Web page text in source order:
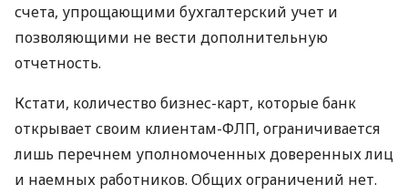
счета, упрощающими бухгалтерский учет и
позволяющими не вести дополнительную
отчетность.
Кстати, количество бизнес-карт, которые банк
открывает своим клиентам-ФЛП, ограничивается
лишь перечнем уполномоченных доверенных лиц
и наемных работников. Общих ограничений нет.